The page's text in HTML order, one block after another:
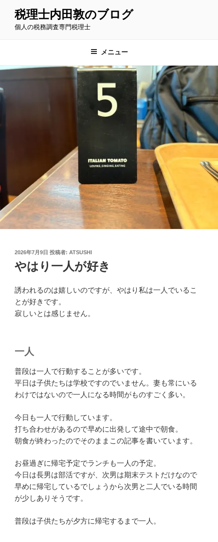
キ
ッ
税理士内田敦のブログ
個人の税務調査専門税理士
メニュー
投
稿
日:
2026年7月9日 投稿者: ATSUSHI
やはり一人が好き
誘われるのは嬉しいのですが、やはり私は一人でいるこ
とが好きです。
寂しいとは感じません。
一人
普段は一人で行動することが多いです。
平日は子供たちは学校ですのでいません。妻も常にいる
わけではないので一人になる時間がものすごく多い。
今日も一人で行動しています。
打ち合わせがあるので早めに出発して途中で朝食。
朝食が終わったのでそのままこの記事を書いています。
お昼過ぎに帰宅予定でランチも一人の予定。
今日は長男は部活ですが、次男は期末テストだけなので
早めに帰宅しているでしょうから次男と二人でいる時間
が少しありそうです。
普段は子供たちが夕方に帰宅するまで一人。